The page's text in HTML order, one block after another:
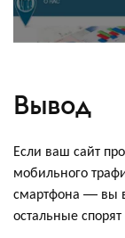
Вывод
Если ваш сайт
мобильного
смартфона — вы
остальные